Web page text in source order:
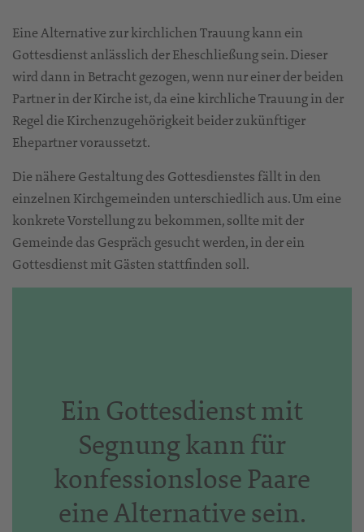
Eine Alternative zur kirchlichen Trauung kann ein
Gottesdienst anlässlich der Eheschließung sein. Dieser
wird dann in Betracht gezogen, wenn nur einer der beiden
Partner in der Kirche ist, da eine kirchliche Trauung in der
Regel die Kirchenzugehörigkeit beider zukünftiger
Ehepartner voraussetzt.
Die nähere Gestaltung des Gottesdienstes fällt in den
einzelnen Kirchgemeinden unterschiedlich aus. Um eine
konkrete Vorstellung zu bekommen, sollte mit der
Gemeinde das Gespräch gesucht werden, in der ein
Gottesdienst mit Gästen stattfinden soll.
Ein Gottesdienst mit
Segnung kann für
konfessionslose Paare
eine Alternative sein.